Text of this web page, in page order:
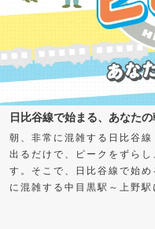
日比谷線で始まる、あなた
朝、非常に混雑する日比谷
出るだけで、ピークをずら
す。そこで、日比谷線で始
に混雑する中目黒駅～上野